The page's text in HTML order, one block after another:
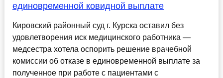
единовременной ковидной выплате
Кировский районный суд г. Курска оставил без
удовлетворения иск медицинского работника —
медсестра хотела оспорить решение врачебной
комиссии об отказе в единовременной выплате за
полученное при работе с пациентами с